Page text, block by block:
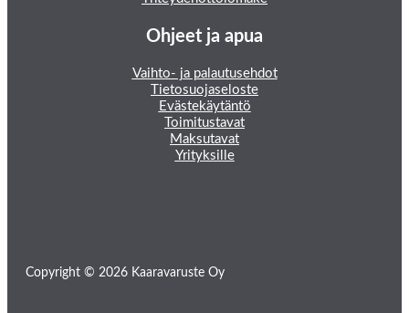
Ohjeet ja apua
Vaihto- ja palautusehdot
Tietosuojaseloste
Evästekäytäntö
Toimitustavat
Maksutavat
Yrityksille
Copyright © 2026 Kaaravaruste Oy